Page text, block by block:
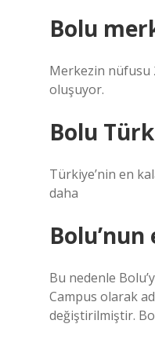
Bolu
Merkezin nüfusu
oluşuyor.
Bolu
Türkiye’nin en
daha
Bolu’nun
Bu nedenle
Campus olarak
değiştirilmiştir.